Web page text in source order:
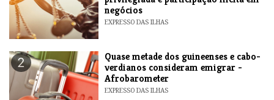
negócios
EXPRESSO DAS ILHAS
2
Quase metade dos guineenses e cabo-
verdianos consideram emigrar -
Afrobarometer
EXPRESSO DAS ILHAS